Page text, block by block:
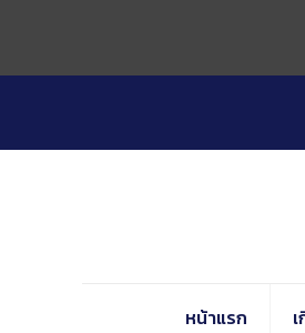
Content
หน้าแรก